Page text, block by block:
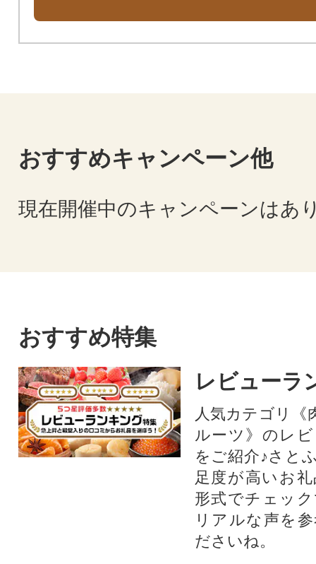
おすすめキャンペーン他
現在開催中のキャンペーンはあ
おすすめ特集
レビューラ
人気カテゴリ《
ルーツ》のレ
をご紹介♪さと
足度が高いお
形式でチェッ
リアルな声を
ださいね。